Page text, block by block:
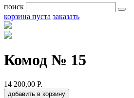
поиск
корзина пуста заказать
Комод № 15
14 200,00 Р.
добавить в корзину